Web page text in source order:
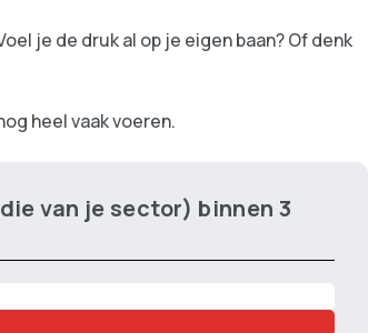
je de druk al op je eigen baan? Of denk
heel vaak voeren.
van je sector) binnen 3